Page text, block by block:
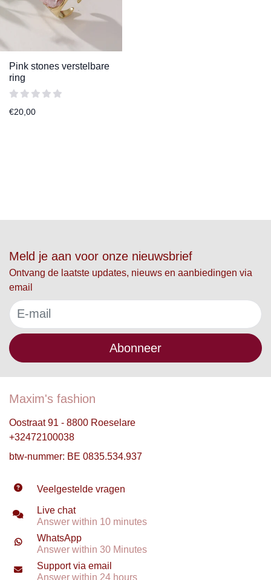
Pink stones verstelbare
ring
€20,00
Meld je aan voor onze nieuwsbrief
Ontvang de laatste updates, nieuws en aanbiedingen via
email
Abonneer
Maxim's fashion
Oostraat 91 - 8800 Roeselare
+32472100038
btw-nummer: BE 0835.534.937
Veelgestelde vragen
Live chat
Answer within 10 minutes
WhatsApp
Answer within 30 Minutes
Support via email
Answer within 24 hours